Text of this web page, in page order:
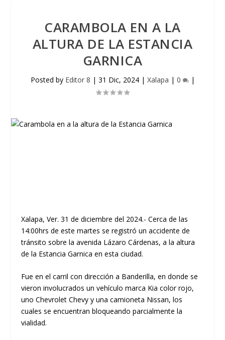
CARAMBOLA EN A LA
ALTURA DE LA ESTANCIA
GARNICA
Posted by Editor 8 | 31 Dic, 2024| Xalapa | 0 |
Xalapa, Ver. 31 de diciembre del 2024.- Cerca de las
14:00hrs de este martes se registró un accidente de
tránsito sobre la avenida Lázaro Cárdenas, a la altura
de la Estancia Garnica en esta ciudad.
Fue en el carril con dirección a Banderilla, en donde se
vieron involucrados un vehículo marca Kia color rojo,
uno Chevrolet Chevy y una camioneta Nissan, los
cuales se encuentran bloqueando parcialmente la
vialidad.